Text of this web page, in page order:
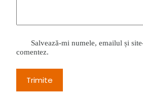
Salvează-mi numele, emailul și
comentez.
Trimite